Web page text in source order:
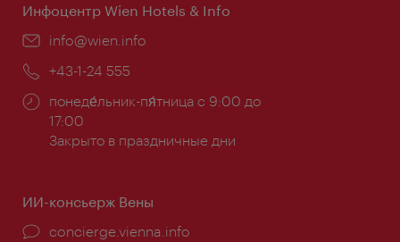
Инфоцентр Wien Hotels & Info
Эл.
info@wien.info
Телефон:
+43-1-24 555
Часы
работы:
понеде́льник-пя́тница с 9:00 до
17:00
Закрыто в праздничные дни
ИИ-консьерж Вены
concierge.vienna.info